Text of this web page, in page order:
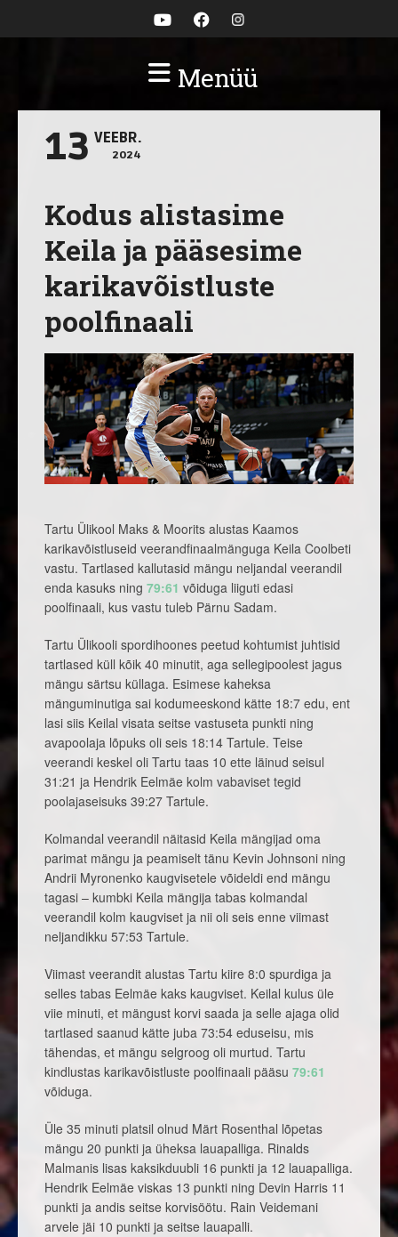
Menüü
13 VEEBR.
2024
Kodus alistasime
Keila ja pääsesime
karikavõistluste
poolfinaali
Tartu Ülikool Maks & Moorits alustas Kaamos
karikavõistluseid veerandfinaalmänguga Keila Coolbeti
vastu. Tartlased kallutasid mängu neljandal veerandil
enda kasuks ning 79:61 võiduga liiguti edasi
poolfinaali, kus vastu tuleb Pärnu Sadam.
Tartu Ülikooli spordihoones peetud kohtumist juhtisid
tartlased küll kõik 40 minutit, aga sellegipoolest jagus
mängu särtsu küllaga. Esimese kaheksa
mänguminutiga sai kodumeeskond kätte 18:7 edu, ent
lasi siis Keilal visata seitse vastuseta punkti ning
avapoolaja lõpuks oli seis 18:14 Tartule. Teise
veerandi keskel oli Tartu taas 10 ette läinud seisul
31:21 ja Hendrik Eelmäe kolm vabaviset tegid
poolajaseisuks 39:27 Tartule.
Kolmandal veerandil näitasid Keila mängijad oma
parimat mängu ja peamiselt tänu Kevin Johnsoni ning
Andrii Myronenko kaugvisetele võideldi end mängu
tagasi – kumbki Keila mängija tabas kolmandal
veerandil kolm kaugviset ja nii oli seis enne viimast
neljandikku 57:53 Tartule.
Viimast veerandit alustas Tartu kiire 8:0 spurdiga ja
selles tabas Eelmäe kaks kaugviset. Keilal kulus üle
viie minuti, et mängust korvi saada ja selle ajaga olid
tartlased saanud kätte juba 73:54 eduseisu, mis
tähendas, et mängu selgroog oli murtud. Tartu
kindlustas karikavõistluste poolfinaali pääsu 79:61
võiduga.
Üle 35 minuti platsil olnud Märt Rosenthal lõpetas
mängu 20 punkti ja üheksa lauapalliga. Rinalds
Malmanis lisas kaksikduubli 16 punkti ja 12 lauapalliga.
Hendrik Eelmäe viskas 13 punkti ning Devin Harris 11
punkti ja andis seitse korvisöötu. Rain Veidemani
arvele jäi 10 punkti ja seitse lauapalli.